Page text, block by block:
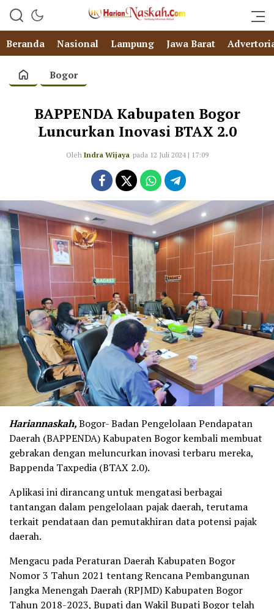
Beranda Nasional Lampung Jawa Barat
Bogor
BAPPENDA Kabupaten Bogor
Luncurkan Inovasi BTAX 2.0
Oleh Indra Wijaya pada 12 Juli 2024 | 17:09
Hariannaskah,Bogor- Badan Pengelolaan Pendapatan
Daerah (BAPPENDA) Kabupaten Bogor kembali membuat
gebrakan dengan meluncurkan inovasi terbaru mereka,
Bappenda Taxpedia (BTAX 2.0).
Aplikasi ini dirancang untuk mengatasi berbagai
tantangan dalam pengelolaan pajak daerah, terutama
terkait pendataan dan pemutakhiran data potensi pajak
daerah.
Mengacu pada Peraturan Daerah Kabupaten Bogor
Nomor 3 Tahun 2021 tentang Rencana Pembangunan
Jangka Menengah Daerah (RPJMD) Kabupaten Bogor
Tahun 2018-2023, Bupati dan Wakil Bupati Bogor telah